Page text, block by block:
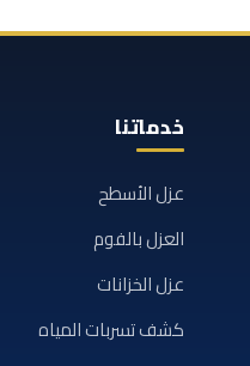
خدماتنا
عزل الأسطح
العزل بالفوم
عزل الخزانات
كشف تسربات المياه